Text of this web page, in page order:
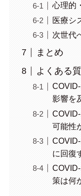
心理的
医療シ
次世代
まとめ
よくある
影響を
可能性
に回復
策は何